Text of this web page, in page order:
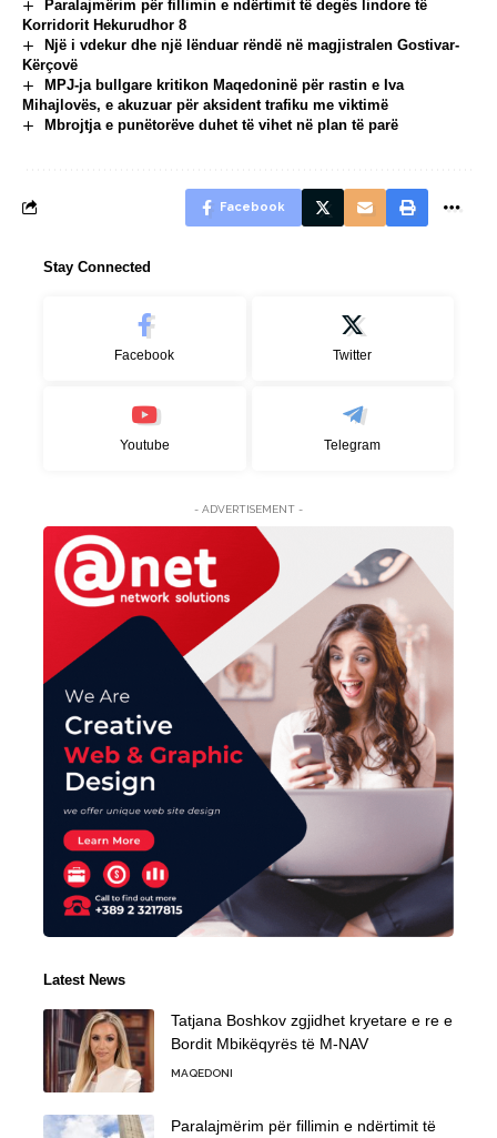
Paralajmërim për fillimin e ndërtimit të degës lindore të
Korridorit Hekurudhor 8
Një i vdekur dhe një lënduar rëndë në magjistralen Gostivar-
Kërçovë
MPJ-ja bullgare kritikon Maqedoninë për rastin e Iva
Mihajlovës, e akuzuar për aksident trafiku me viktimë
Mbrojtja e punëtorëve duhet të vihet në plan të parë
Facebook
Stay Connected
Facebook Twitter
Youtube Telegram
- ADVERTISEMENT -
Latest News
Tatjana Boshkov zgjidhet kryetare e re e
Bordit Mbikëqyrës të M-NAV
MAQEDONI
Paralajmërim për fillimin e ndërtimit të